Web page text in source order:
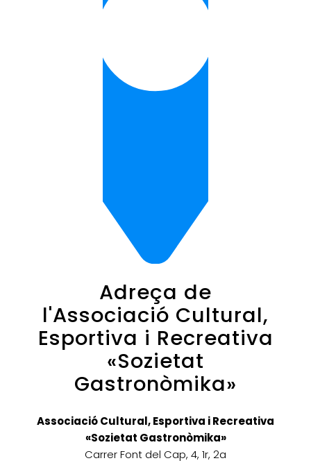
Adreça de
l'Associació Cultural,
Esportiva i Recreativa
«Sozietat
Gastronòmika»
Associació Cultural, Esportiva i Recreativa
«Sozietat Gastronòmika»
Carrer Font del Cap, 4, 1r, 2a